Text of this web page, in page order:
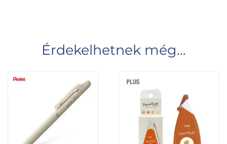
Érdekelhetnek még…